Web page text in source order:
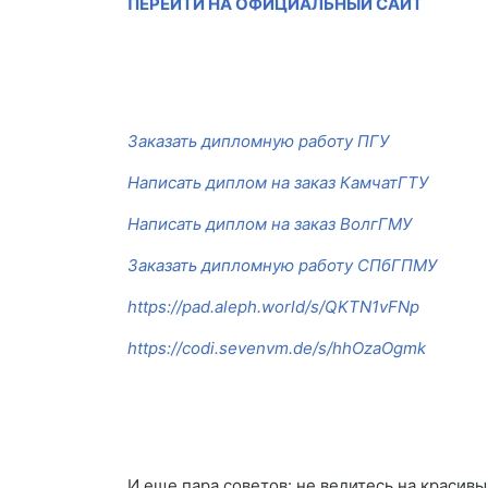
Заказать дипломную работу ПГУ
Написать диплом на заказ КамчатГТУ
Написать диплом на заказ ВолгГМУ
Заказать дипломную работу СПбГПМУ
https://pad.aleph.world/s/QKTN1vFNp
https://codi.sevenvm.de/s/hhOzaOgmk